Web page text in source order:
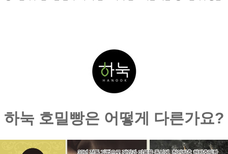
하눅 호밀빵은 어떻게 다른가요?